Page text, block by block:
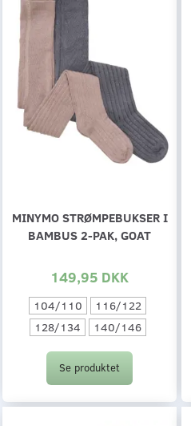
MINYMO STRØMPEBUKSER I
BAMBUS 2-PAK, GOAT
149,95 DKK
104/110
116/122
128/134
140/146
Se produktet